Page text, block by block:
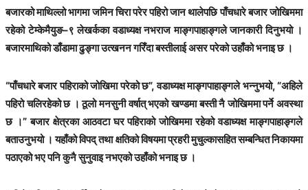
बजारको माथिल्लो भागमा जमिन चिरा परेर पहिरो जान थालेपछि पाँचधारे बजार जोखिममा
रहेको टेम्केमैयुङ–९ लेखर्कका वडाध्यक्ष नभराज माङ्गपाहाङ्गले जानकारी दिनुभयो ।
बजारमाथिको डाँडामा ढुङ्गा उत्खनन गरिँदा बस्तीलाई असर परेको उहाँको भनाइ छ ।
“पाँचधारे बजार पहिराको जोखिमा परेको छ”, वडाध्यक्ष माङ्गपाहाङ्गले भन्नुभयो, “अहिले
पहिरो चलिरहेको छ । ठूलो मनसुनी वर्षात् भएको खण्डमा बस्ती नै जोखिममा पर्ने अवस्था
छ ।” बजार क्षेत्रका आठवटा घर पहिराको जोखिममा रहेको वडाध्यक्ष माङ्गपाहाङ्गले
बताउनुभयो । यहाँको विपद् तथा क्षतिको विषयमा प्रहरी मुचुल्कासहित सम्बन्धित निकायमा
पठाएको भए पनि कुनै सुनुवाइ नभएको उहाँको भनाइ छ ।